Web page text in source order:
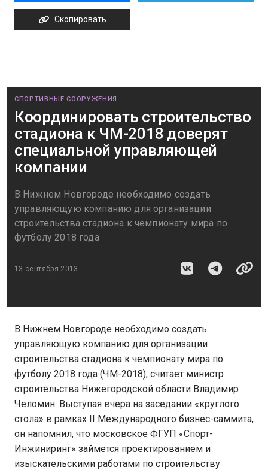
Скопировать
СПОРТИВНЫЕ СООРУЖЕНИЯ
Координировать строительство
стадиона к ЧМ-2018 доверят
специальной управляющей
компании
В Нижнем Новгороде необходимо создать
управляющую компанию для организации
строительства стадиона к чемпионату мира по
футболу 2018 года
13 сентября 2013
В Нижнем Новгороде необходимо создать
управляющую компанию для организации
строительства стадиона к чемпионату мира по
футболу 2018 года (ЧМ-2018), считает министр
строительства Нижегородской области Владимир
Челомин. Выступая вчера на заседании «круглого
стола» в рамках II Международного бизнес-саммита,
он напомнил, что московское ФГУП «Спорт-
Инжиниринг» займется проектированием и
изыскательскими работами по строительству